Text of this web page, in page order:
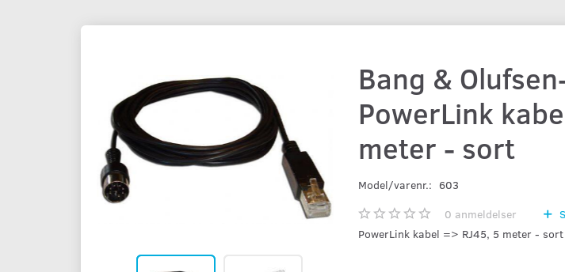
Bang &
PowerLink
meter - sort
Model/varenr.: 603
0 anmeldelser
PowerLink kabel => RJ45, 5 meter - sort